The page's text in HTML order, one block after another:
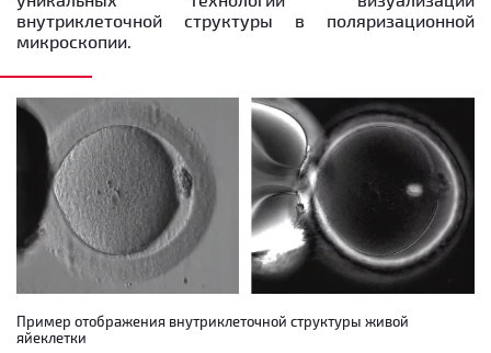
внутриклеточной структуры в поляризационной
микроскопии.
Пример отображения внутриклеточной структуры живой
яйеклетки